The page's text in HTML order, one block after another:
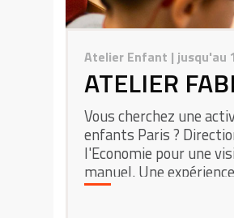
Atelier Enfant | jusqu'au
ATELIER
Vous cherchez une
enfants Paris ?
l'Economie pour une
manuel. Une